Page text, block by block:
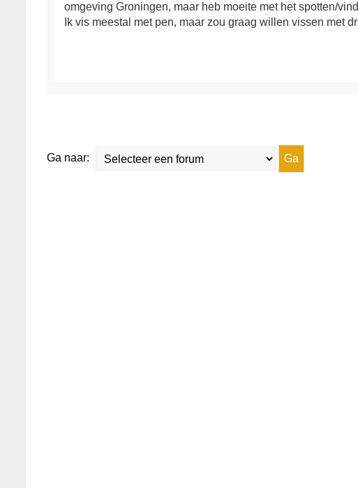
omgeving Groningen, maar heb moeite met het spotten/
Ik vis meestal met pen, maar zou graag willen vissen met
Ga naar: